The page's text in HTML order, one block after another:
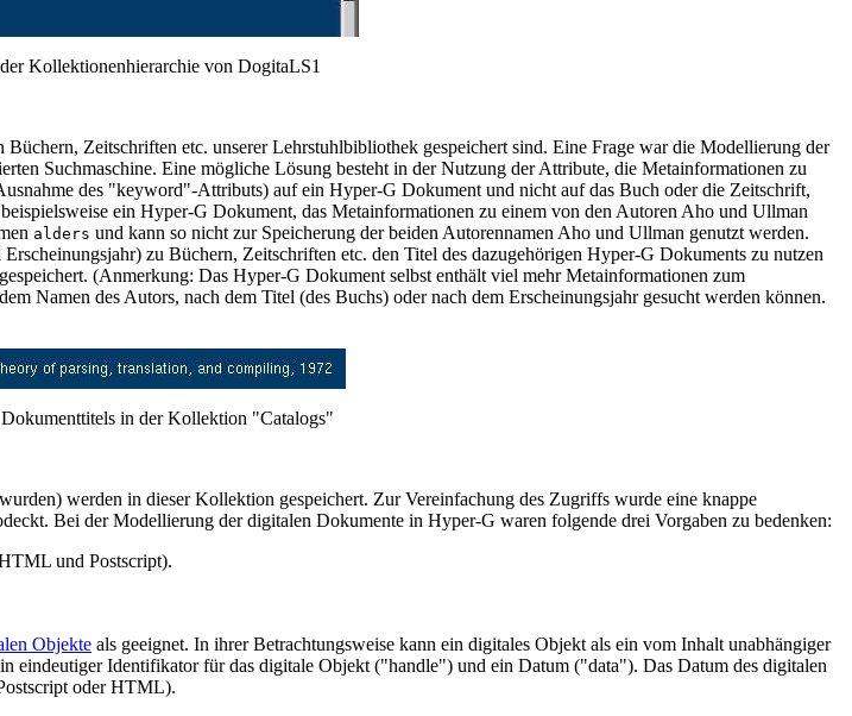
Kollektionenhierarchie von DogitaLS1
Zeitschriften etc. unserer Lehrstuhlbibliothek gespeichert sind. Eine Frage war die Modellierung der
Suchmaschine. Eine mögliche Lösung besteht in der Nutzung der Attribute, die Metainformationen zu
des "keyword"-Attributs) auf ein Hyper-G Dokument und nicht auf das Buch oder die Zeitschrift,
ein Hyper-G Dokument, das Metainformationen zu einem von den Autoren Aho und Ullman
alders und kann so nicht zur Speicherung der beiden Autorennamen Aho und Ullman genutzt werden.
zu Büchern, Zeitschriften etc. den Titel des dazugehörigen Hyper-G Dokuments zu nutzen
(Anmerkung: Das Hyper-G Dokument selbst enthält viel mehr Metainformationen zum
Namen des Autors, nach dem Titel (des Buchs) oder nach dem Erscheinungsjahr gesucht werden können.
in der Kollektion "Catalogs"
werden in dieser Kollektion gespeichert. Zur Vereinfachung des Zugriffs wurde eine knappe
Bei der Modellierung der digitalen Dokumente in Hyper-G waren folgende drei Vorgaben zu bedenken:
und Postscript).
Objekte als geeignet. In ihrer Betrachtungsweise kann ein digitales Objekt als ein vom Inhalt unabhängiger
eindeutiger Identifikator für das digitale Objekt ("handle") und ein Datum ("data"). Das Datum des digitalen
oder HTML).